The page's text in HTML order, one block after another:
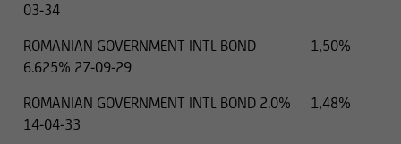
03-34
ROMANIAN GOVERNMENT INTL BOND
6.625% 27-09-29
1,50%
ROMANIAN GOVERNMENT INTL BOND 2.0%
14-04-33
1,48%